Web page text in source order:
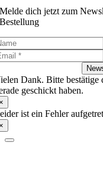
Melde dich jetzt zum
Bestellung
Dank. Bitte
geschickt haben.
ist ein Fehler